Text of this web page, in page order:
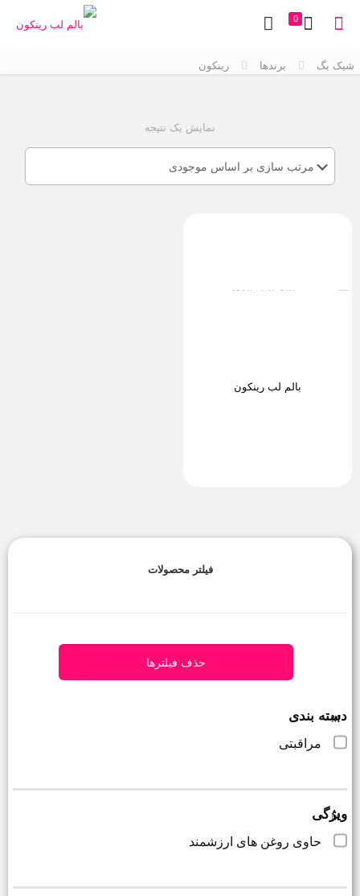
0
شیک بگ برندها رینکون
نمایش یک نتیجه
بالم لب رینکون
فیلتر محصولات
حذف فیلترها
دسته بندی
مراقبتی
ویژگی
حاوی روغن های ارزشمند